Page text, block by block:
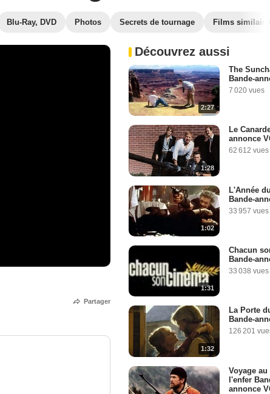
Blu-Ray, DVD Photos Secrets de tournage Films similaires
Partager
Découvrez aussi
2:27
The
Bande-
7 020 vues
1:28
Le
annonce
62 612 vues
1:02
L'Année
Bande-
33 957 vues
1:31
Chacun
Bande-
33 038 vues
1:32
La Porte
Bande-
126 201
Voyage
l'enfer
annonce